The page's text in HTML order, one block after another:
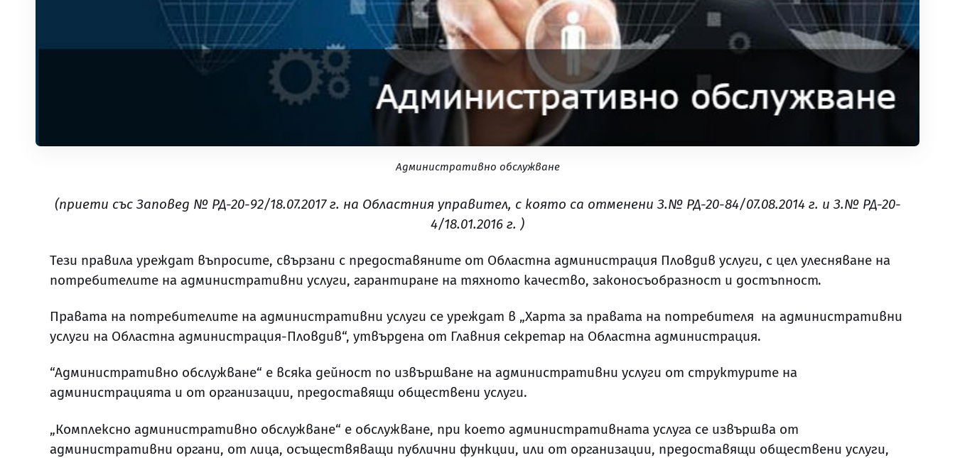
Административно обслужване
(приети със Заповед № РД-20-92/18.07.2017 г. на Областния управител, с която са отменени З.№ РД-20-84/07.08.2014 г. и З.№ РД-20-
4/18.01.2016 г. )
Тези правила уреждат въпросите, свързани с предоставяните от Областна администрация Пловдив услуги, с цел улесняване на
потребителите на административни услуги, гарантиране на тяхното качество, законосъобразност и достъпност.
Правата на потребителите на административни услуги се уреждат в „Харта за правата на потребителя на административни
услуги на Областна администрация-Пловдив“, утвърдена от Главния секретар на Областна администрация.
“Административно обслужване“ е всяка дейност по извършване на административни услуги от структурите на
администрацията и от организации, предоставящи обществени услуги.
„Комплексно административно обслужване“ e обслужване, при което административната услуга се извършва от
административни органи, от лица, осъществяващи публични функции, или от организации, предоставящи обществени услуги,